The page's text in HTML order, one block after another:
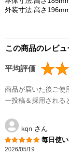
外装寸法:高さ
この商品のレビ
平均評価
商品が届いた後ご使
ー投稿＆採用される
kqn さん
毎日使
2026/05/19